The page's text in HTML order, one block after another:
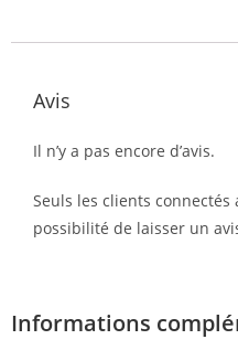
Avis
Il n’y a pas encore d’avis.
Seuls les clients
possibilité de laisser un
Informations